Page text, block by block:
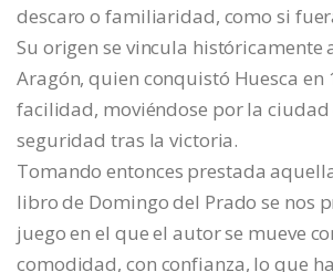
descaro o familiaridad, como si
Su origen se vincula históricamente
Aragón, quien conquistó Huesca en
facilidad, moviéndose por la ciudad
seguridad tras la victoria.
Tomando entonces prestada
libro de Domingo del Prado se nos
juego en el que el autor se mueve
comodidad, con confianza, lo que